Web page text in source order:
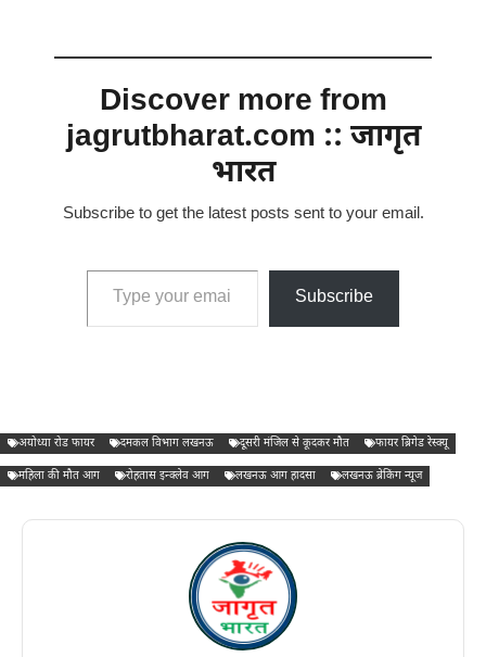
Discover more from
jagrutbharat.com :: जागृत
भारत
Subscribe to get the latest posts sent to your email.
Type your email…
Subscribe
अयोध्या रोड फायर दमकल विभाग लखनऊ दूसरी मंजिल से कूदकर मौत फायर ब्रिगेड रेस्क्यू
महिला की मौत आग रोहतास इन्क्लेव आग लखनऊ आग हादसा लखनऊ ब्रेकिंग न्यूज